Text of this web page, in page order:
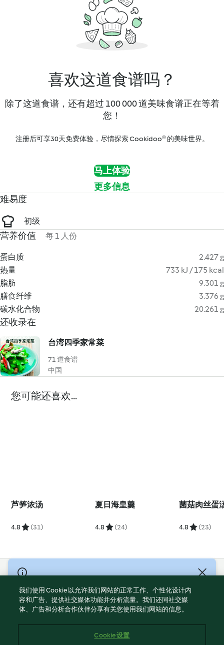
喜欢这道食谱吗？
除了这道食谱，还有超过 100 000 道美味食谱正在等着
您！
注册后可享30天免费体验，尽情探索 Cookidoo® 的美味世界。
马上体验
更多信息
难易度
初级
营养价值 每 1 人份
蛋白质
2.427 g
热量
733 kJ / 175 kcal
脂肪
9.301 g
膳食纤维
3.376 g
碳水化合物
20.261 g
还收录在
台湾四季家常菜
71 道食谱
中国
您可能还喜欢...
芦笋浓汤
4.8 (31)
夏日海皇羹
4.8 (24)
菌菇肉丝蛋
4.8 (23)
© Copyright 2021-2023 福维克信息科技(上海)有限公司 版权所有
2026
使用规定
我们使用 Cookie 以允许我们网站的正常工作、个性化设计内
容和广告、提供社交媒体功能并分析流量。我们还同社交媒
体、广告和分析合作伙伴分享有关您使用我们网站的信息。
Cookie 设置